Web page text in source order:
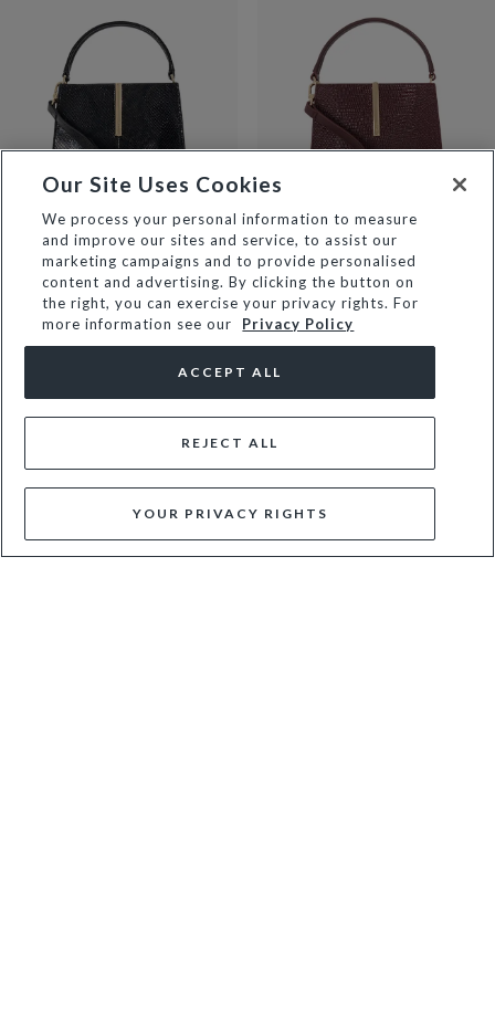
DINIDESTINED - DARK
BROWN
€169
DINIDESTINED - BURGUNDY
€169
NOUVEAU
Our Site Uses Cookies
We process your personal information to measure
and improve our sites and service, to assist our
marketing campaigns and to provide personalised
content and advertising. By clicking the button on
the right, you can exercise your privacy rights. For
more information see our
Privacy Policy
YOUR PRIVACY RIGHTS
REJECT ALL
ACCEPT ALL